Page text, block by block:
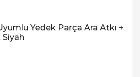
Yedek Parça Ara Atkı +